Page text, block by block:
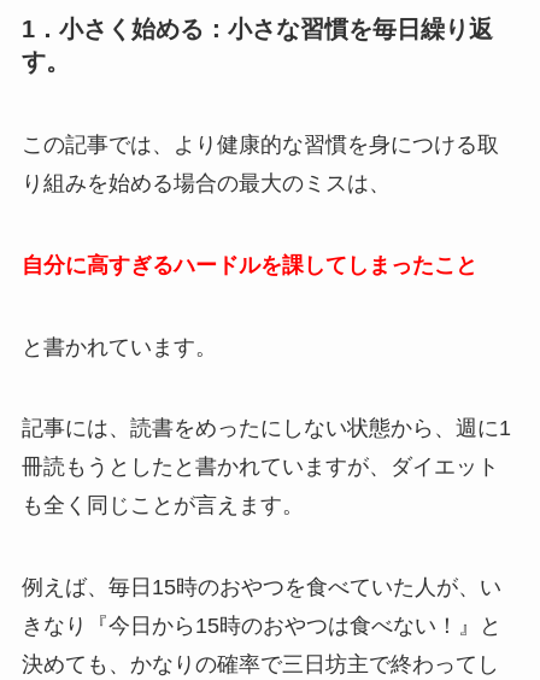
1．小さく始める：小さな習慣を毎日繰り返
す。
この記事では、より健康的な習慣を身につける取
り組みを始める場合の最大のミスは、
自分に高すぎるハードルを課してしまったこと
と書かれています。
記事には、読書をめったにしない状態から、週に1
冊読もうとしたと書かれていますが、ダイエット
も全く同じことが言えます。
例えば、毎日15時のおやつを食べていた人が、い
きなり『今日から15時のおやつは食べない！』と
決めても、かなりの確率で三日坊主で終わってし